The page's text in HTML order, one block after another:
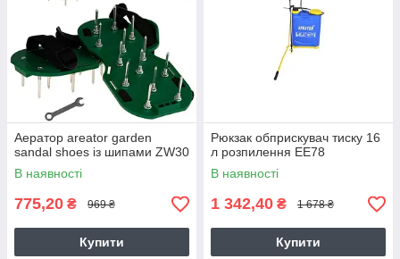
Аератор areator garden
sandal shoes із шипами ZW30
В наявності
775,20 ₴ 969 ₴
Купити
Рюкзак обприскувач тиску 16
л розпилення EE78
В наявності
1 342,40 ₴ 1 678 ₴
Купити